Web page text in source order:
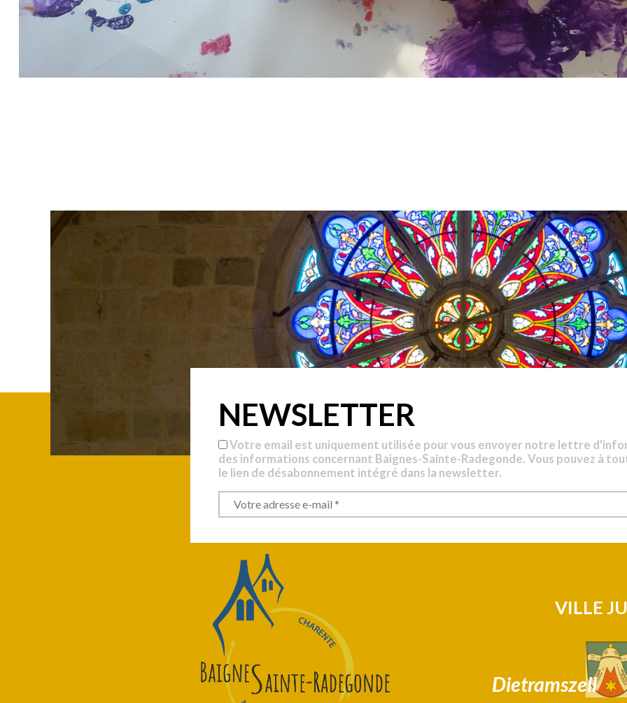
NEWSLETTER
Votre email est uniquement utilisée pour vous envoyer notre lettre
des informations concernant Baignes-Sainte-Radegonde. Vous pouvez à
le lien de désabonnement intégré dans la newsletter.
VILLE
Dietramszell